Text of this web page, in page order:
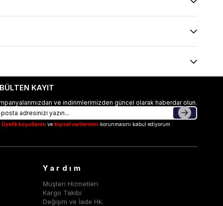
KAYIT
ve indirimlerimizden güncel olarak haberdar olun.
Üyelik koşullarınıve kişisel verileriminkorunmasını kabul ediyorum.
Yardım
Müşteri Hizmetleri
Kargo Takibi
Değişim ve İade Hk.